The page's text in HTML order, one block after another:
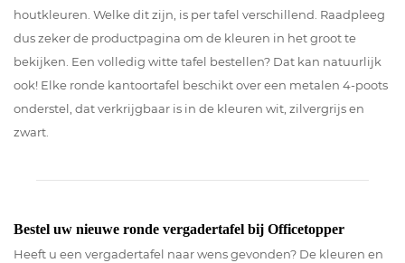
houtkleuren. Welke dit zijn, is per tafel verschillend. Raadpleeg
dus zeker de productpagina om de kleuren in het groot te
bekijken. Een volledig witte tafel bestellen? Dat kan natuurlijk
ook! Elke ronde kantoortafel beschikt over een metalen 4-poots
onderstel, dat verkrijgbaar is in de kleuren wit, zilvergrijs en
zwart.
Bestel uw nieuwe ronde vergadertafel bij Officetopper
Heeft u een vergadertafel naar wens gevonden? De kleuren en